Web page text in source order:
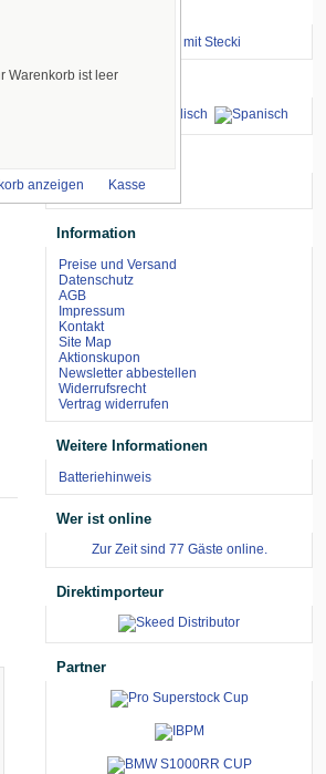
Warenkorb ist leer
anzeigen Kasse
⇒ zum Renntraining mit Stecki
Sprachen
Information
Preise und Versand
Datenschutz
AGB
Impressum
Kontakt
Site Map
Aktionskupon
Newsletter abbestellen
Widerrufsrecht
Vertrag widerrufen
Weitere Informationen
Batteriehinweis
Wer ist online
Zur Zeit sind 77 Gäste online.
Direktimporteur
Partner